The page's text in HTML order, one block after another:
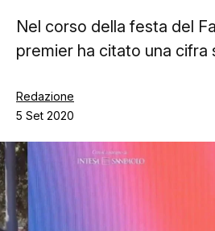
Chi siamo
Contatti
Nel corso della festa del
premier ha citato una cifra
Redazione
5 Set 2020